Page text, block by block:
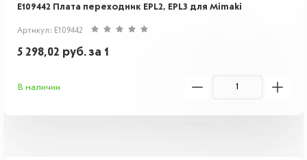
E109442 Плата переходник EPL2, EPL3 для Mimaki
Артикул: E109442
5 298,02 руб.за 1
В наличии